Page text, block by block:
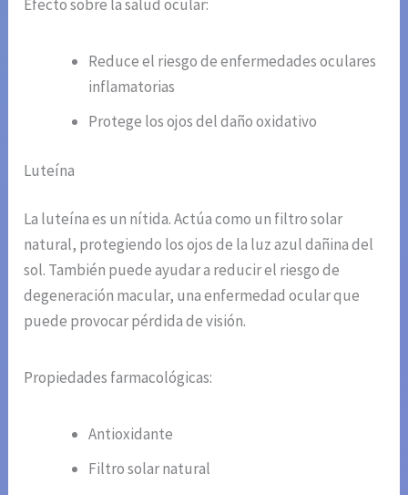
Efecto sobre la salud ocular:
Reduce el riesgo de enfermedades oculares
inflamatorias
Protege los ojos del daño oxidativo
Luteína
La luteína es un nítida. Actúa como un filtro solar
natural, protegiendo los ojos de la luz azul dañina del
sol. También puede ayudar a reducir el riesgo de
degeneración macular, una enfermedad ocular que
puede provocar pérdida de visión.
Propiedades farmacológicas:
Antioxidante
Filtro solar natural